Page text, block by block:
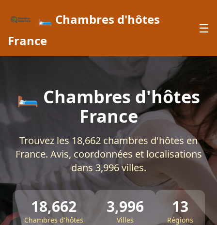
🛏️ Chambres d'hôtes
France
☰
🛏️ Chambres d'hôtes
France
Trouvez les 18,662 chambres d'hôtes en
France. Avis, coordonnées et localisations
dans 3,996 villes.
18,662
Chambres d'hôtes
3,996
Villes
13
Régions